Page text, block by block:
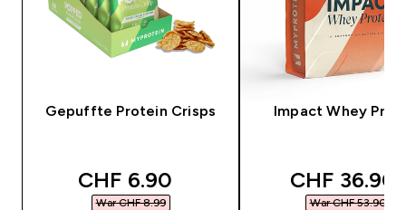
Gepuffte Protein Crisps
discounted price
CHF 6.90‎
War CHF 8.99‎
Impact Whey
discounted
CHF 36.90‎
War CHF 53.90‎